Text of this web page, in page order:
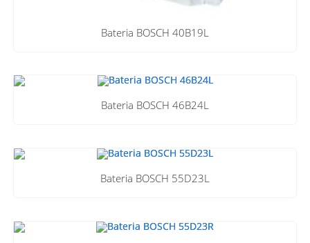
Bateria BOSCH 40B19L
Bateria BOSCH 46B24L
Bateria BOSCH 55D23L